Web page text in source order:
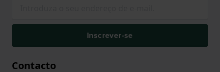
Inscrever-se
Contacto